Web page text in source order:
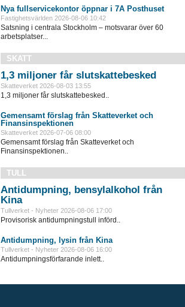
Nya fullservicekontor öppnar i 7A Posthuset
Fastighetsvärlden 2026-08-06 10:42
Satsning i centrala Stockholm – motsvarar över 60
arbetsplatser...
SKATT
1,3 miljoner får slutskattebesked
Skatteverket 2026-08-03 13:55
1,3 miljoner får slutskattebesked..
Gemensamt förslag från Skatteverket och
Finansinspektionen
Skatteverket 2026-07-06 08:00
Gemensamt förslag från Skatteverket och
Finansinspektionen..
TULL
Antidumpning, bensylalkohol från
Kina
Tullverket - Nyheter 2026-08-06 17:00
Provisorisk antidumpningstull införd..
Antidumpning, lysin från Kina
Tullverket - Nyheter 2026-08-06 16:00
Antidumpningsförfarande inlett..